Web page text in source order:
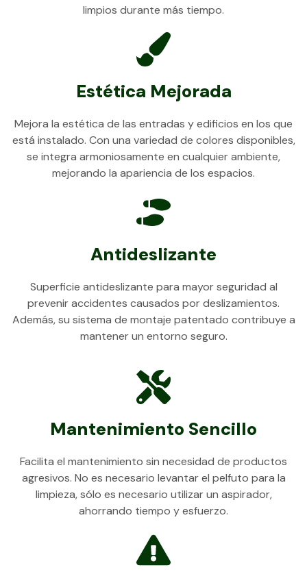
limpios durante más tiempo.
Estética Mejorada
Mejora la estética de las entradas y edificios en los que
está instalado. Con una variedad de colores disponibles,
se integra armoniosamente en cualquier ambiente,
mejorando la apariencia de los espacios.
Antideslizante
Superficie antideslizante para mayor seguridad al
prevenir accidentes causados ​​por deslizamientos.
Además, su sistema de montaje patentado contribuye a
mantener un entorno seguro.
Mantenimiento Sencillo
Facilita el mantenimiento sin necesidad de productos
agresivos. No es necesario levantar el pelfuto para la
limpieza, sólo es necesario utilizar un aspirador,
ahorrando tiempo y esfuerzo.